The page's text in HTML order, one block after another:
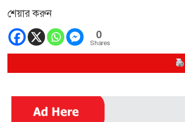
শেয়ার করুন
0
Shares